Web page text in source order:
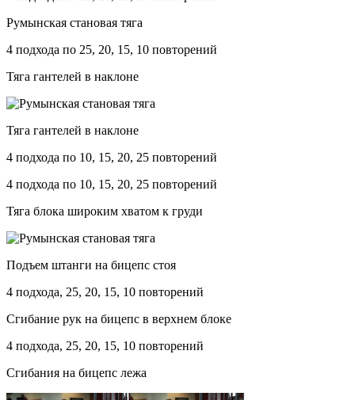
Румынская становая тяга
4 подхода по 25, 20, 15, 10 повторений
Тяга гантелей в наклоне
Тяга гантелей в наклоне
4 подхода по 10, 15, 20, 25 повторений
4 подхода по 10, 15, 20, 25 повторений
Тяга блока широким хватом к груди
Подъем штанги на бицепс стоя
4 подхода, 25, 20, 15, 10 повторений
Сгибание рук на бицепс в верхнем блоке
4 подхода, 25, 20, 15, 10 повторений
Сгибания на бицепс лежа